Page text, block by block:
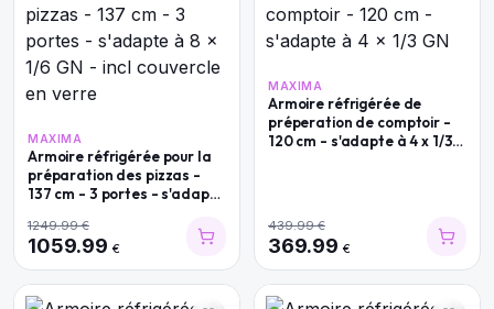
MAXIMA
Armoire réfrigérée pour la
préparation des pizzas -
137 cm - 3 portes - s'adapte
en verre
1249.99€
1059.99 €
MAXIMA
Armoire réfrigérée de
préperation de comptoir -
120 cm - s'adapte à 4 x 1/3
439.99€
369.99 €